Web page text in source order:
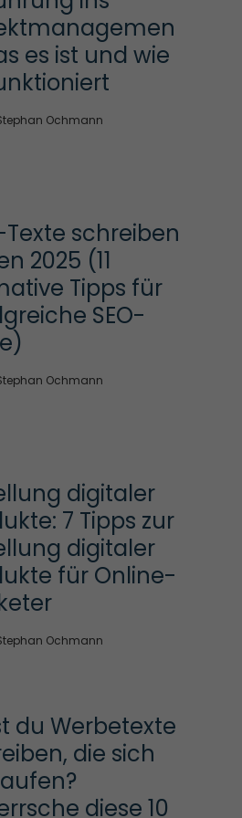
es ist und wie
Ochmann
Texte schreiben
2025 (11
Tipps für
SEO-
Ochmann
digitaler
7 Tipps zur
digitaler
für Online-
Ochmann
du Werbetexte
die sich
diese 10